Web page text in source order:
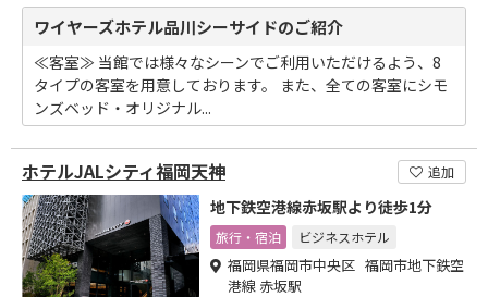
ワイヤーズホテル品川シーサイドのご紹介
≪客室≫ 当館では様々なシーンでご利用いただけるよう、8
タイプの客室を用意しております。 また、全ての客室にシモ
ンズベッド・オリジナル...
ホテルJALシティ福岡天神 追加
地下鉄空港線赤坂駅より徒歩1分
旅行・宿泊 ビジネスホテル
福岡県福岡市中央区 福岡市地下鉄空
港線 赤坂駅